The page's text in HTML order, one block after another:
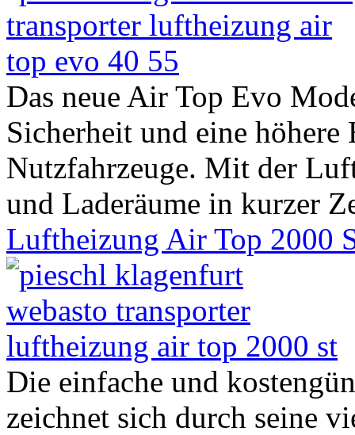
Das neue Air Top Evo
Sicherheit und eine
Nutzfahrzeuge. Mit der
und Laderäume in kurzer
Luftheizung Air Top 2000
Die einfache und
zeichnet sich durch seine